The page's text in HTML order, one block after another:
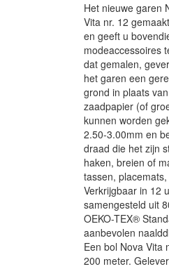
Het nieuwe garen
Vita nr. 12
en geeft u
modeaccessoires
dat gemalen,
het garen een
grond in plaats
zaadpapier (of
kunnen worden
2.50-3.00mm en
draad die het zijn
haken, breien of
tassen,
Verkrijgbaar in 12
samengesteld uit
OEKO-TEX®
aanbevolen
Een bol Nova Vita
200 meter.